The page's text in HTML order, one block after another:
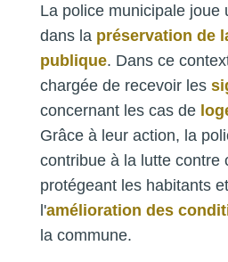
La police municipale joue
dans la préservation de
publique. Dans ce
chargée de recevoir les
concernant les cas de
Grâce à leur action, la
contribue à la lutte contre
protégeant les habitants
l'amélioration des
la commune.